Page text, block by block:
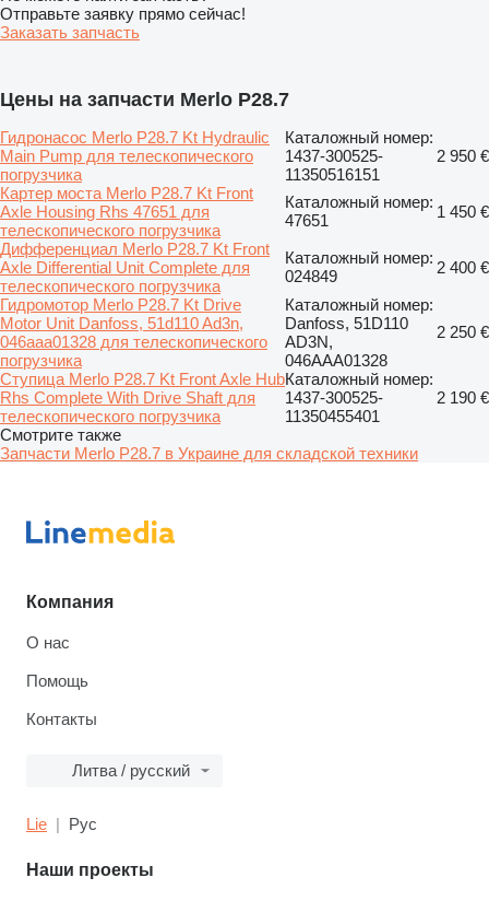
Отправьте заявку прямо сейчас!
Заказать запчасть
Цены на запчасти Merlo P28.7
Гидронасос Merlo P28.7 Kt Hydraulic
Main Pump для телескопического
погрузчика
Каталожный номер:
1437-300525-
11350516151
2 950 €
Картер моста Merlo P28.7 Kt Front
Axle Housing Rhs 47651 для
телескопического погрузчика
Каталожный номер:
47651
1 450 €
Дифференциал Merlo P28.7 Kt Front
Axle Differential Unit Complete для
телескопического погрузчика
Каталожный номер:
024849
2 400 €
Гидромотор Merlo P28.7 Kt Drive
Motor Unit Danfoss, 51d110 Ad3n,
046aaa01328 для телескопического
погрузчика
Каталожный номер:
Danfoss, 51D110
AD3N,
046AAA01328
2 250 €
Ступица Merlo P28.7 Kt Front Axle Hub
Rhs Complete With Drive Shaft для
телескопического погрузчика
Каталожный номер:
1437-300525-
11350455401
2 190 €
Смотрите также
Запчасти Merlo P28.7 в Украине для складской техники
Компания
О нас
Помощь
Контакты
Литва / русский
Lie Рус
Наши проекты